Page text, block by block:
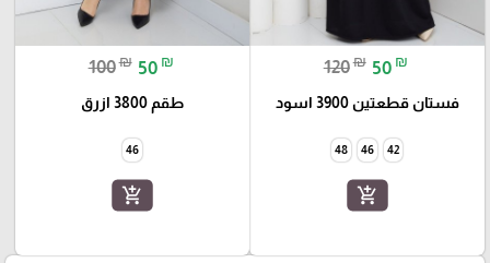
120₪ 50 ₪
فستان قطعتين 3900 اسود
42
46
48
add_shopping_cart
100₪ 50 ₪
طقم 3800 ازرق
46
add_shopping_cart